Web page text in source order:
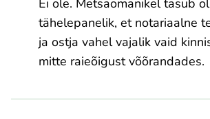
Ei ole. Metsaomanikel tasub
tähelepanelik, et notariaalne
ja ostja vahel vajalik vaid
mitte raieõigust võõrandades.